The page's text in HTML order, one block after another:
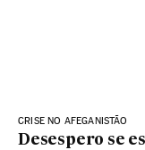
CRISE NO AFEGANISTÃO
Desespero se